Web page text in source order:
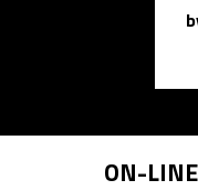
ON-LINE